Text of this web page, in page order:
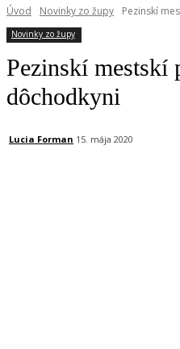
Úvod Novinky zo župy Pezinskí
Novinky zo župy
Pezinskí
dôchodkyni
Lucia Forman 15. mája 2020